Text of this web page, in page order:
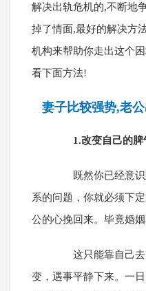
解决出轨危机的,不断地
掉了情面,最好的解决方
机构来帮助你走出这个
看下面方法!
妻子比较强势,老
1.改变自己的脾
既然你已经意识
系的问题，你就必须下
公的心挽回来。毕竟婚姻
这只能靠自己去
变，遇事平静下来。一